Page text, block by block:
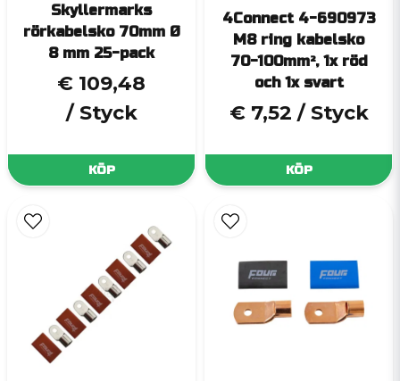
Skyllermarks
rörkabelsko 70mm Ø
8 mm 25-pack
€ 109,48
/ Styck
KÖP
4Connect 4-690973
M8 ring kabelsko
70-100mm², 1x röd
och 1x svart
€ 7,52 / Styck
KÖP